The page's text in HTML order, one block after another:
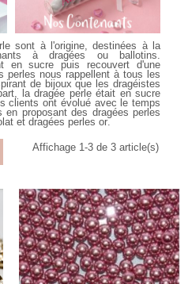
sont à l'origine, destinées à la
à dragées ou ballotins.
en sucre puis recouvert d'une
perles nous rappellent à tous les
de bijoux que les dragéistes
la dragée perle était en sucre
clients ont évolué avec le temps
en proposant des dragées perles
et dragées perles or.
Affichage 1-3 de 3 article(s)